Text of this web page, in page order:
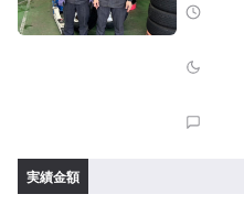
実績金額